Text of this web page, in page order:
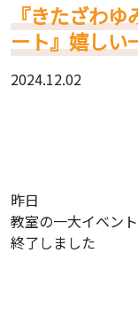
『きたざわ
ート』嬉しい
2024.12.02
昨日
教室の一大イベン
終了しました